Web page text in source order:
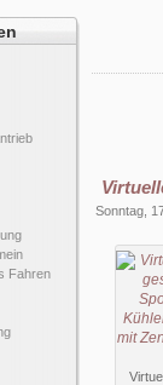
Fahren
Sonntag,